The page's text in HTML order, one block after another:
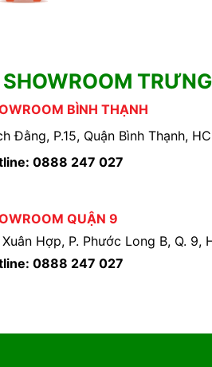
BÌNH THẠNH
Đằng, P.15, Quận Bình Thạnh,
0888 247 027
QUẬN 9
Hợp, P. Phước Long B, Q. 9,
0888 247 027